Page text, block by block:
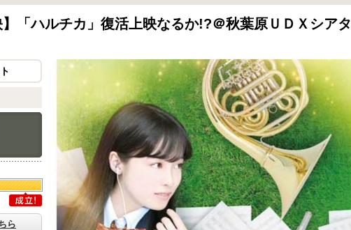
】「ハルチカ」復活上映なるか!?＠秋葉原ＵＤＸシアタ
成立
ら
ご購入はこちら
ご購入はこちら